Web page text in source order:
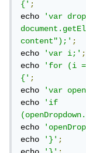
{';
echo 'var
content");';
echo 'var i;';
echo 'for (i =
{';
echo 'var
echo 'if
echo
echo '}';